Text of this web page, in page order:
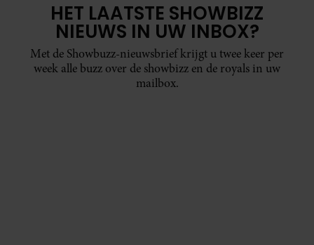
HET LAATSTE SHOWBIZZ
NIEUWS IN UW INBOX?
Met de Showbuzz-nieuwsbrief krijgt u twee keer per
week alle buzz over de showbizz en de royals in uw
mailbox.